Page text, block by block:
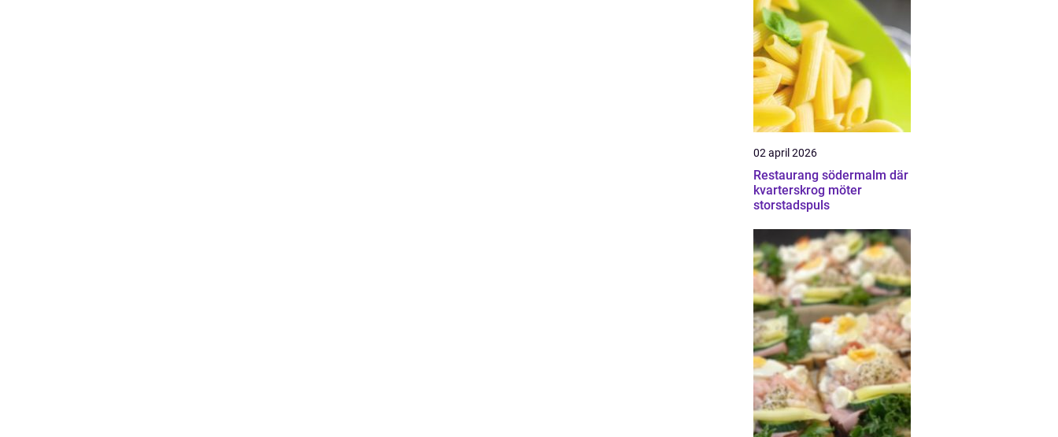
02 april 2026
Restaurang södermalm där
kvarterskrog möter
storstadspuls